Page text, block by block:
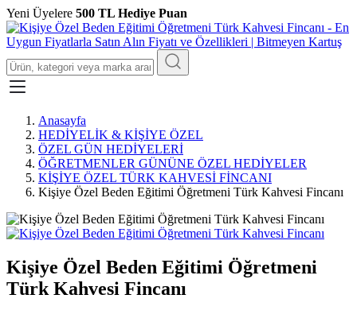
Yeni Üyelere 500 TL Hediye Puan
Anasayfa
HEDİYELİK & KİŞİYE ÖZEL
ÖZEL GÜN HEDİYELERİ
ÖĞRETMENLER GÜNÜNE ÖZEL HEDİYELER
KİŞİYE ÖZEL TÜRK KAHVESİ FİNCANI
Kişiye Özel Beden Eğitimi Öğretmeni Türk Kahvesi Fincanı
Kişiye Özel Beden Eğitimi Öğretmeni
Türk Kahvesi Fincanı